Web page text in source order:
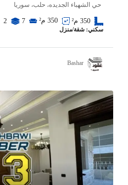
حي الشهباء الجديده، حلب، سوريا
350 م² 350 م² 7
2
سكني: شقة/منزل
Bashar